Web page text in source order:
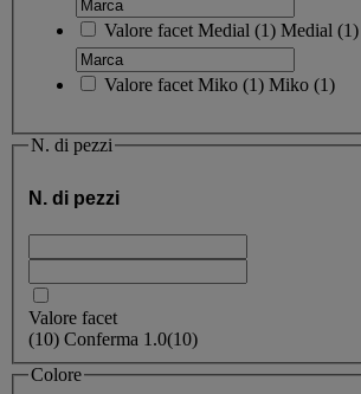
Valore facet Medial (1) Medial (1)
Valore facet Miko (1) Miko (1)
N. di pezzi
N. di pezzi
Valore facet
(10) Conferma 1.0(10)
Colore